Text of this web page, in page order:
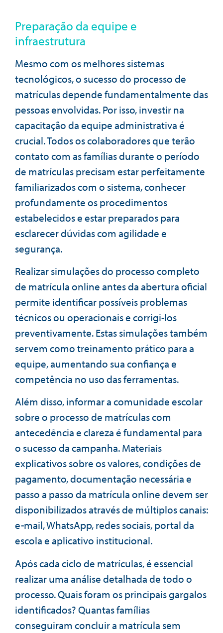
Preparação da equipe e
infraestrutura
Mesmo com os melhores sistemas
tecnológicos, o sucesso do processo de
matrículas depende fundamentalmente das
pessoas envolvidas. Por isso, investir na
capacitação da equipe administrativa é
crucial. Todos os colaboradores que terão
contato com as famílias durante o período
de matrículas precisam estar perfeitamente
familiarizados com o sistema, conhecer
profundamente os procedimentos
estabelecidos e estar preparados para
esclarecer dúvidas com agilidade e
segurança.
Realizar simulações do processo completo
de matrícula online antes da abertura oficial
permite identificar possíveis problemas
técnicos ou operacionais e corrigi-los
preventivamente. Estas simulações também
servem como treinamento prático para a
equipe, aumentando sua confiança e
competência no uso das ferramentas.
Além disso, informar a comunidade escolar
sobre o processo de matrículas com
antecedência e clareza é fundamental para
o sucesso da campanha. Materiais
explicativos sobre os valores, condições de
pagamento, documentação necessária e
passo a passo da matrícula online devem ser
disponibilizados através de múltiplos canais:
e-mail, WhatsApp, redes sociais, portal da
escola e aplicativo institucional.
Após cada ciclo de matrículas, é essencial
realizar uma análise detalhada de todo o
processo. Quais foram os principais gargalos
identificados? Quantas famílias
conseguiram concluir a matrícula sem